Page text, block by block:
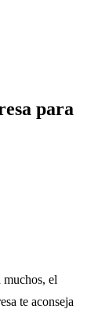
para
muchos, el
te aconseja